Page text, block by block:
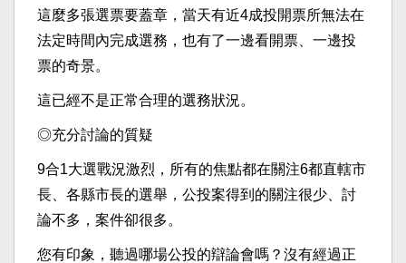
這麼多張選票要蓋章，當天有近4成投開票所無法在
法定時間內完成選務，也有了一邊看開票、一邊投
票的奇景。
這已經不是正常合理的選務狀況。
◎充分討論的質疑
9合1大選戰況激烈，所有的焦點都在關注6都直轄市
長、各縣市長的選舉，公投案得到的關注很少、討
論不多，案件卻很多。
您有印象，聽過哪場公投的辯論會嗎？沒有經過正